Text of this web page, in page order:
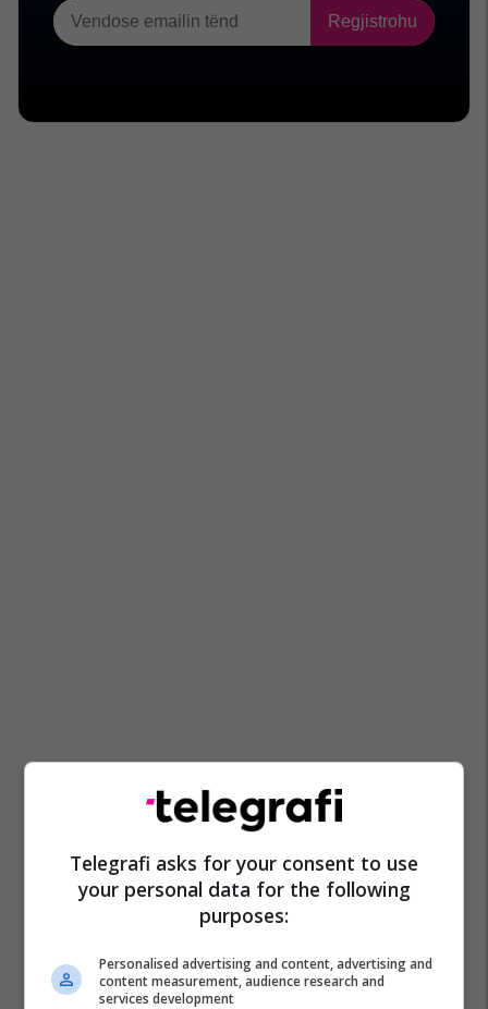
Telegrafi asks for your consent to use
your personal data for the following
purposes:
Personalised advertising and content, advertising and
content measurement, audience research and
services development